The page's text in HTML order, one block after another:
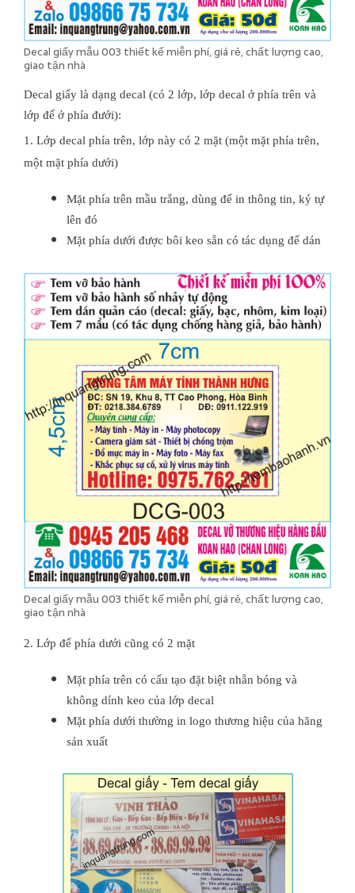
Decal giấy mẫu 003 thiết kế miễn phí, giá rẻ, chất lượng cao,
giao tận nhà
Decal giấy là dạng decal (có 2 lớp, lớp decal ở phía trên và
lớp đế ở phía đưới):
1. Lớp decal phía trên, lớp này có 2 mặt (một mặt phía trên,
một mặt phía dưới)
Mặt phía trên mầu trắng, dùng để in thông tin, ký tự
lên đó
Mặt phía dưới được bôi keo sẵn có tác dụng để dán
Decal giấy mẫu 003 thiết kế miễn phí, giá rẻ, chất lượng cao,
giao tận nhà
2. Lớp đế phía dưới cũng có 2 mặt
Mặt phía trên có cấu tạo đặt biệt nhẵn bóng và
không dính keo của lớp decal
Mặt phía dưới thường in logo thương hiệu của hãng
sản xuất